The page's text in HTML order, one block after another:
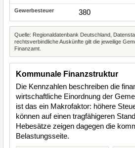
380
Quelle: Regionaldatenbank Deutschland,
rechtsverbindliche Auskünfte gilt die jeweilige
Finanzamt.
Kommunale Finanzstruktur
Die Kennzahlen beschreiben die
wirtschaftliche Einordnung der
ist das ein Makrofaktor: höhere
können auf einen tragfähigeren
Hebesätze zeigen dagegen die
Belastungsseite.